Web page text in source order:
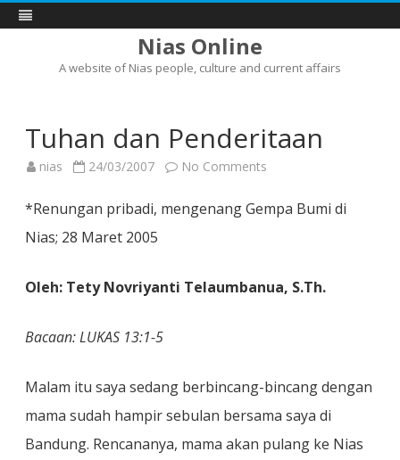
Nias Online
A website of Nias people, culture and current affairs
Tuhan dan Penderitaan
nias 24/03/2007 No Comments
Penderitaan
*Renungan pribadi, mengenang Gempa Bumi di
Nias; 28 Maret 2005
Oleh: Tety Novriyanti Telaumbanua, S.Th.
Bacaan: LUKAS 13:1-5
Malam itu saya sedang berbincang-bincang dengan
mama sudah hampir sebulan bersama saya di
Bandung. Rencananya, mama akan pulang ke Nias